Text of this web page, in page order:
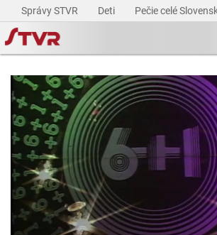
Správy STVR Deti Pečie celé